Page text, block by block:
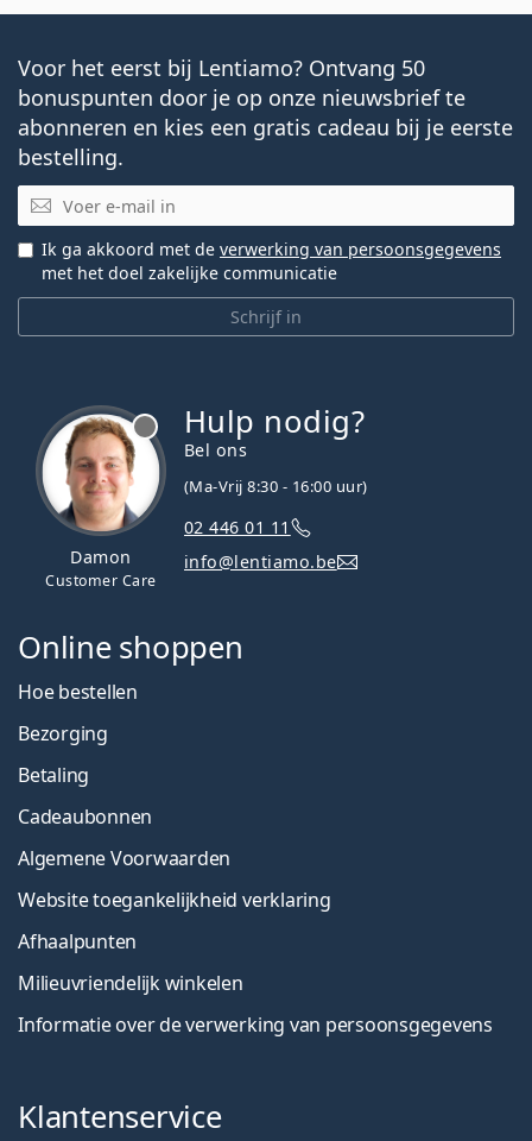
Voor het eerst bij Lentiamo? Ontvang 50
bonuspunten door je op onze nieuwsbrief te
abonneren en kies een gratis cadeau bij je eerste
bestelling.
E-mail
Schrijf in
Ik ga akkoord met de verwerking van persoonsgegevens
met het doel zakelijke communicatie
Damon
Customer Care
Hulp nodig?
Bel ons
(Ma-Vrij 8:30 - 16:00 uur)
02 446 01 11
info@lentiamo.be
Online shoppen
Hoe bestellen
Bezorging
Betaling
Cadeaubonnen
Algemene Voorwaarden
Website toegankelijkheid verklaring
Afhaalpunten
Milieuvriendelijk winkelen
Informatie over de verwerking van persoonsgegevens
Klantenservice